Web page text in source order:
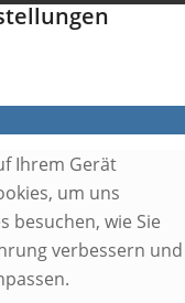
Ihrem Gerät
um uns
besuchen, wie Sie
verbessern und